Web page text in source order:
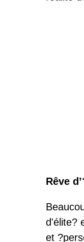
Rêve
d'élite?
et